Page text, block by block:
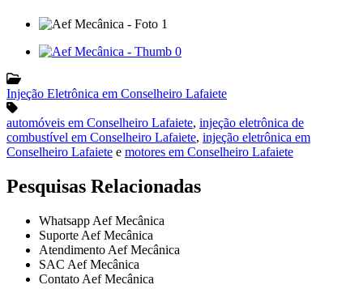
Injeção Eletrônica em Conselheiro Lafaiete
automóveis em Conselheiro Lafaiete, injeção eletrônica de
combustível em Conselheiro Lafaiete, injeção eletrônica em
Conselheiro Lafaiete e motores em Conselheiro Lafaiete
Pesquisas Relacionadas
Whatsapp Aef Mecânica
Suporte Aef Mecânica
Atendimento Aef Mecânica
SAC Aef Mecânica
Contato Aef Mecânica